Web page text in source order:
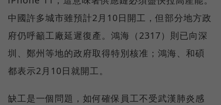
中國許多城市雖預計2月10日開工，但部分地方政
府仍呼籲工廠延遲復產。鴻海（2317）則已向深
圳、鄭州等地的政府取得特別核准；鴻海、和碩
都表示2月10日就開工。
缺工是一個問題，如何確保員工不受武漢肺炎感